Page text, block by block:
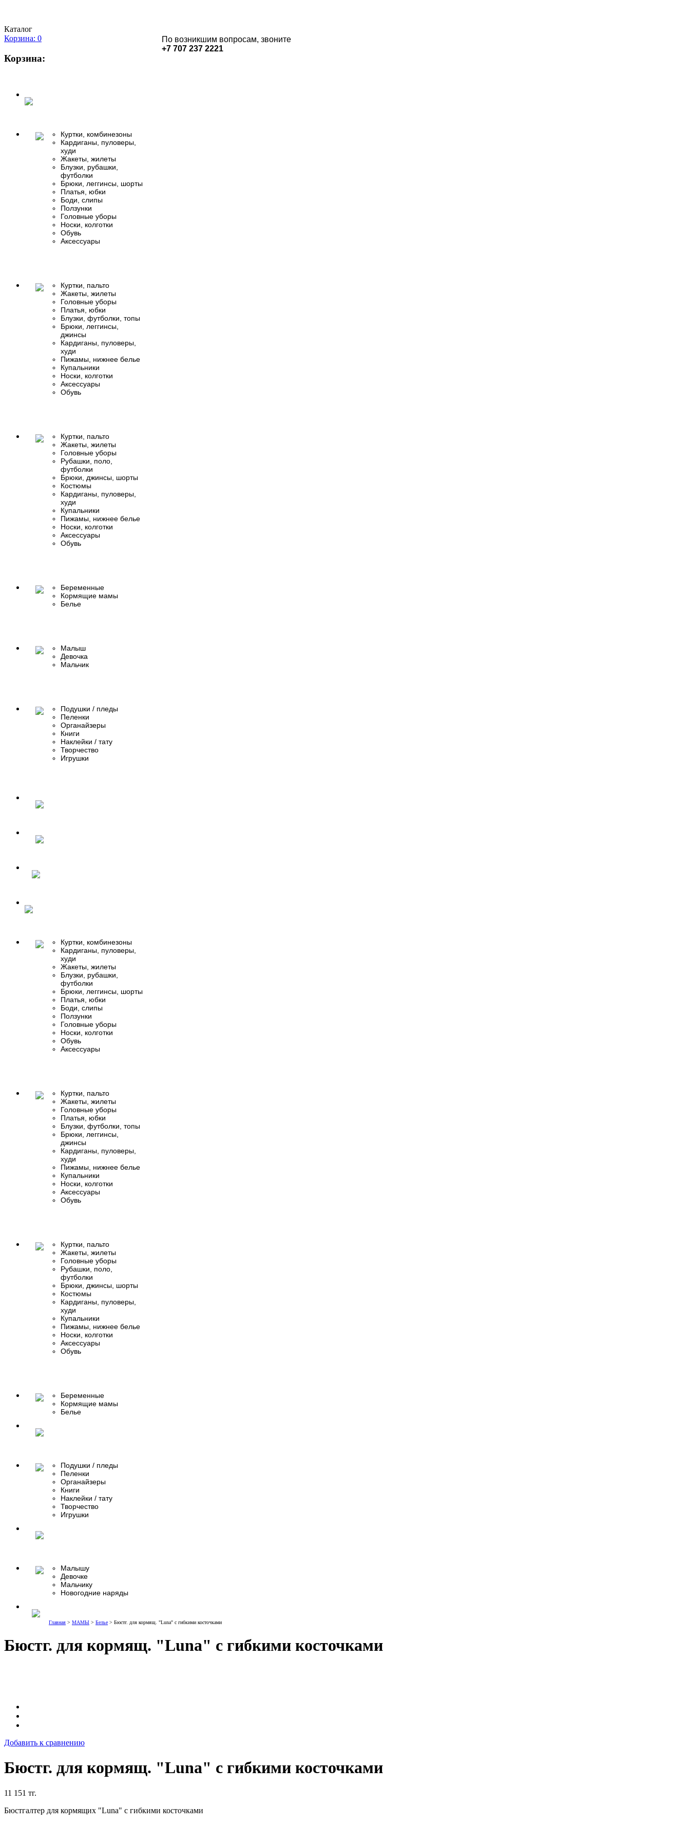
По возникшим вопросам, звоните
+7 707 237 2221
Каталог
Корзина: 0
Корзина:
Куртки, комбинезоны
Кардиганы, пуловеры,
худи
Жакеты, жилеты
Блузки, рубашки,
футболки
Брюки, леггинсы, шорты
Платья, юбки
Боди, слипы
Ползунки
Головные уборы
Носки, колготки
Обувь
Аксессуары
Куртки, пальто
Жакеты, жилеты
Головные уборы
Платья, юбки
Блузки, футболки, топы
Брюки, леггинсы,
джинсы
Кардиганы, пуловеры,
худи
Пижамы, нижнее белье
Купальники
Носки, колготки
Аксессуары
Обувь
Куртки, пальто
Жакеты, жилеты
Головные уборы
Рубашки, поло,
футболки
Брюки, джинсы, шорты
Костюмы
Кардиганы, пуловеры,
худи
Купальники
Пижамы, нижнее белье
Носки, колготки
Аксессуары
Обувь
Беременные
Кормящие мамы
Белье
Малыш
Девочка
Мальчик
Подушки / пледы
Пеленки
Органайзеры
Книги
Наклейки / тату
Творчество
Игрушки
Куртки, комбинезоны
Кардиганы, пуловеры,
худи
Жакеты, жилеты
Блузки, рубашки,
футболки
Брюки, леггинсы, шорты
Платья, юбки
Боди, слипы
Ползунки
Головные уборы
Носки, колготки
Обувь
Аксессуары
Куртки, пальто
Жакеты, жилеты
Головные уборы
Платья, юбки
Блузки, футболки, топы
Брюки, леггинсы,
джинсы
Кардиганы, пуловеры,
худи
Пижамы, нижнее белье
Купальники
Носки, колготки
Аксессуары
Обувь
Куртки, пальто
Жакеты, жилеты
Головные уборы
Рубашки, поло,
футболки
Брюки, джинсы, шорты
Костюмы
Кардиганы, пуловеры,
худи
Купальники
Пижамы, нижнее белье
Носки, колготки
Аксессуары
Обувь
Беременные
Кормящие мамы
Белье
Подушки / пледы
Пеленки
Органайзеры
Книги
Наклейки / тату
Творчество
Игрушки
Малышу
Девочке
Мальчику
Новогодние наряды
Главная > МАМЫ > Белье > Бюстг. для кормящ. "Luna" с гибкими косточками
Бюстг. для кормящ. "Luna" с гибкими косточками
Добавить к сравнению
Бюстг. для кормящ. "Luna" с гибкими косточками
11 151 тг.
Бюстгалтер для кормящих "Luna" с гибкими косточками